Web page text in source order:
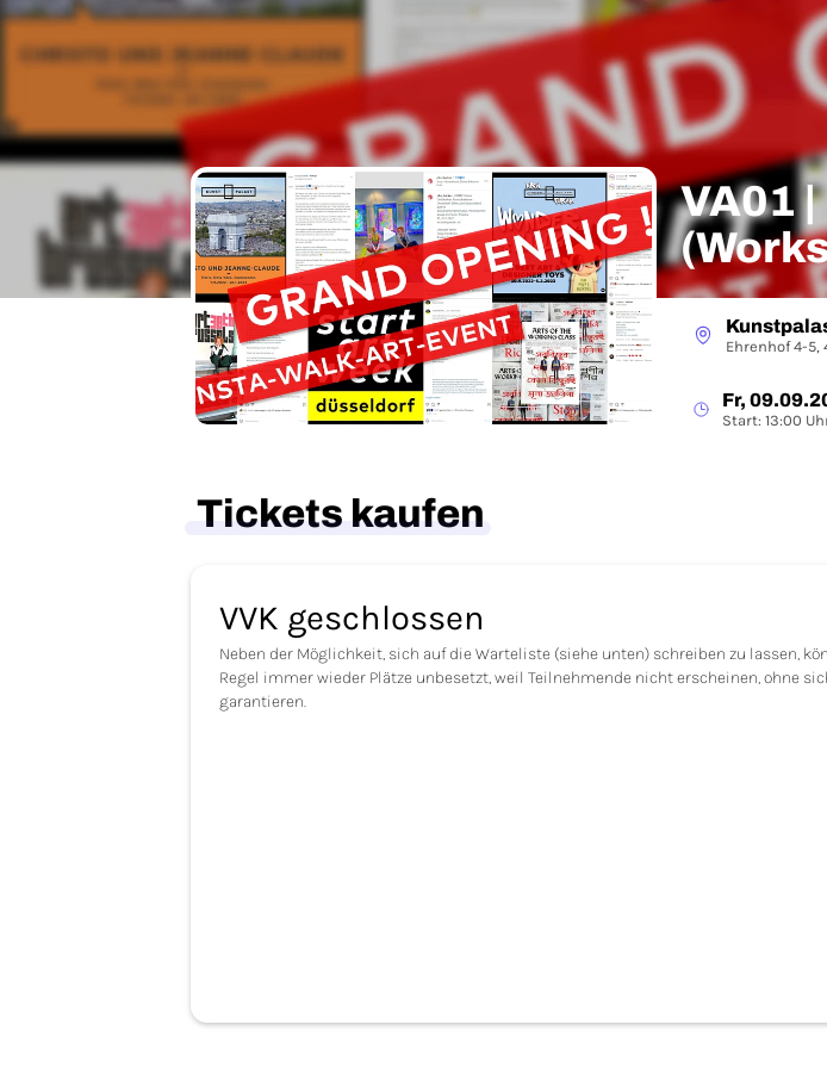
VA01 | Insta-Walk-Art-Event
Art
Ehrenhof 4-5,
Fr,
Start: 13:00
Tickets kaufen
VVK geschlossen
Neben der Möglichkeit, sich auf die Warteliste (siehe unten) schreiben zu lassen,
Regel immer wieder Plätze unbesetzt, weil Teilnehmende nicht erscheinen, ohne
garantieren.